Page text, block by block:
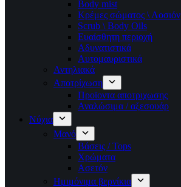
Body mist
Κρέμες σώματος \ Λοσιόν
Scrub \ Body Oils
Ευαίσθητη περιοχή
Αδυνατιστικά
Αυτομαυριστικά
Αντηλιακά
Αποτρίχωση
Προϊοντα αποτριχωσης
Αναλώσιμα / αξεσουάρ
Νύχια
Μανό
Βάσεις / Tops
Χρώματα
Ασετόν
Ημιμόνιμα βερνίκια